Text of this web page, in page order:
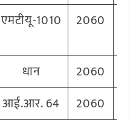
एमटीयू-1010 2060
धान 2060
आई.आर. 64 2060